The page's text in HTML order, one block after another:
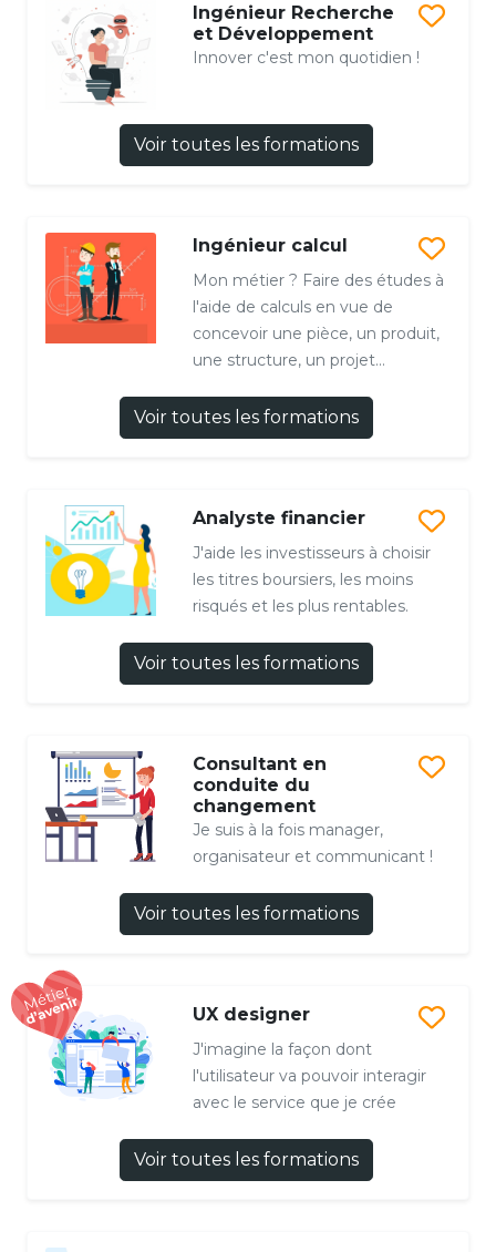
Ingénieur Recherche
et Développement
Innover c'est mon quotidien !
Voir toutes les formations
Ingénieur calcul
Mon métier ? Faire des études à
l'aide de calculs en vue de
concevoir une pièce, un produit,
une structure, un projet...
Voir toutes les formations
Analyste financier
J'aide les investisseurs à choisir
les titres boursiers, les moins
risqués et les plus rentables.
Voir toutes les formations
Consultant en
conduite du
changement
Je suis à la fois manager,
organisateur et communicant !
Voir toutes les formations
UX designer
J'imagine la façon dont
l'utilisateur va pouvoir interagir
avec le service que je crée
Voir toutes les formations